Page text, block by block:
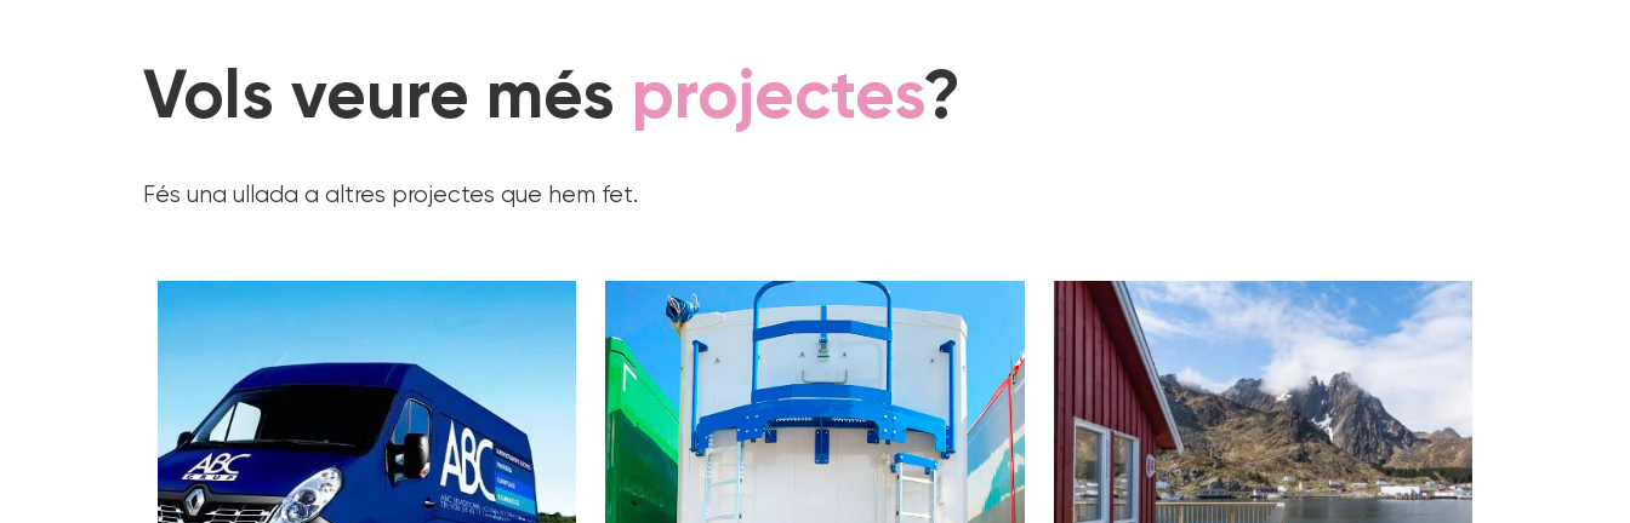
Vols veure més projectes?
Fés una ullada a altres projectes que hem fet.